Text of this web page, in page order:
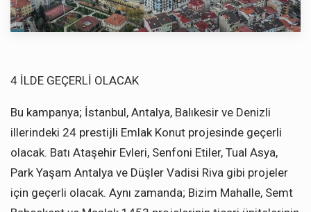
4 İLDE GEÇERLİ OLACAK
Bu kampanya; İstanbul, Antalya, Balıkesir ve Denizli
illerindeki 24 prestijli Emlak Konut projesinde geçerli
olacak. Batı Ataşehir Evleri, Senfoni Etiler, Tual Asya,
Park Yaşam Antalya ve Düşler Vadisi Riva gibi projeler
için geçerli olacak. Aynı zamanda; Bizim Mahalle, Semt